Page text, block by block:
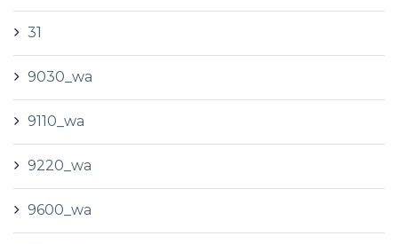
31
9030_wa
9110_wa
9220_wa
9600_wa